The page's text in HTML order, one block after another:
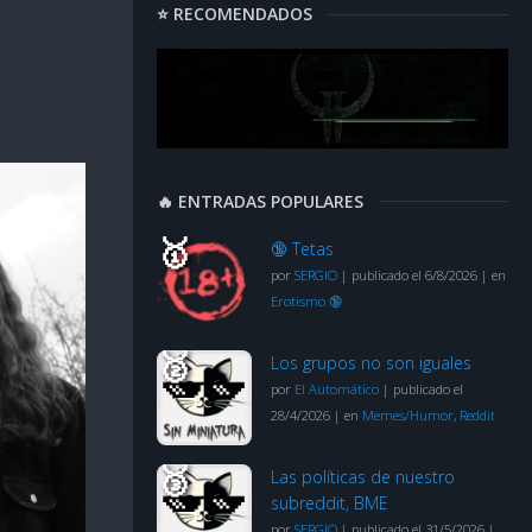
⭐ RECOMENDADOS
🔥 ENTRADAS POPULARES
🔞 Tetas
por SERGIO | publicado el 6/8/2026 | en
Erotismo 🔞
Los grupos no son iguales
por El Automático | publicado el
28/4/2026 | en Memes/Humor, Reddit
Las políticas de nuestro
subreddit, BME